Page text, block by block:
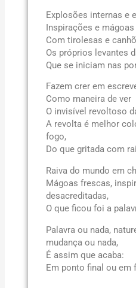
Explosões internas e
Inspirações e
Com tirolesas e
Os próprios levantes
Que se iniciam nas
Fazem crer em
Como maneira de ver
O invisível revoltoso
A revolta é melhor
fogo,
Do que gritada com
Raiva do mundo em
Mágoas frescas,
desacreditadas,
O que ficou foi a
Palavra ou nada,
mudança ou nada,
É assim que acaba:
Em ponto final ou em